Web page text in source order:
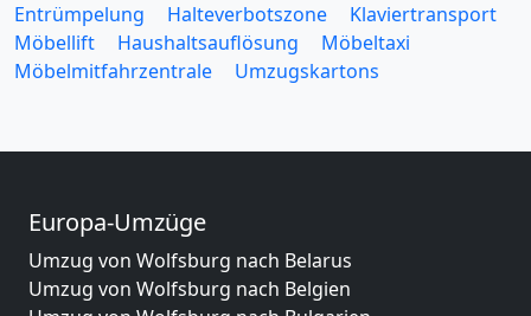
Entrümpelung
Halteverbotszone
Klaviertransport
Möbellift
Haushaltsauflösung
Möbeltaxi
Möbelmitfahrzentrale
Umzugskartons
Europa-Umzüge
Umzug von Wolfsburg nach Belarus
Umzug von Wolfsburg nach Belgien